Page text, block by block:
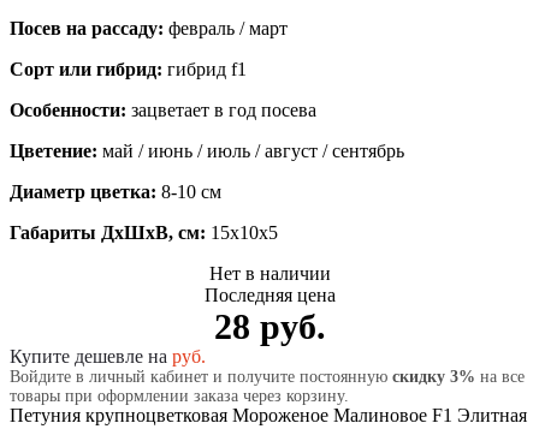
Посев на рассаду: февраль / март
Сорт или гибрид: гибрид f1
Особенности: зацветает в год посева
Цветение: май / июнь / июль / август / сентябрь
Диаметр цветка: 8-10 см
Габариты ДхШхВ, см: 15x10x5
Нет в наличии
Последняя цена
28 руб.
Купите дешевле на руб.
Войдите в личный кабинет и получите постоянную скидку 3% на все
товары при оформлении заказа через корзину.
Петуния крупноцветковая Мороженое Малиновое F1 Элитная